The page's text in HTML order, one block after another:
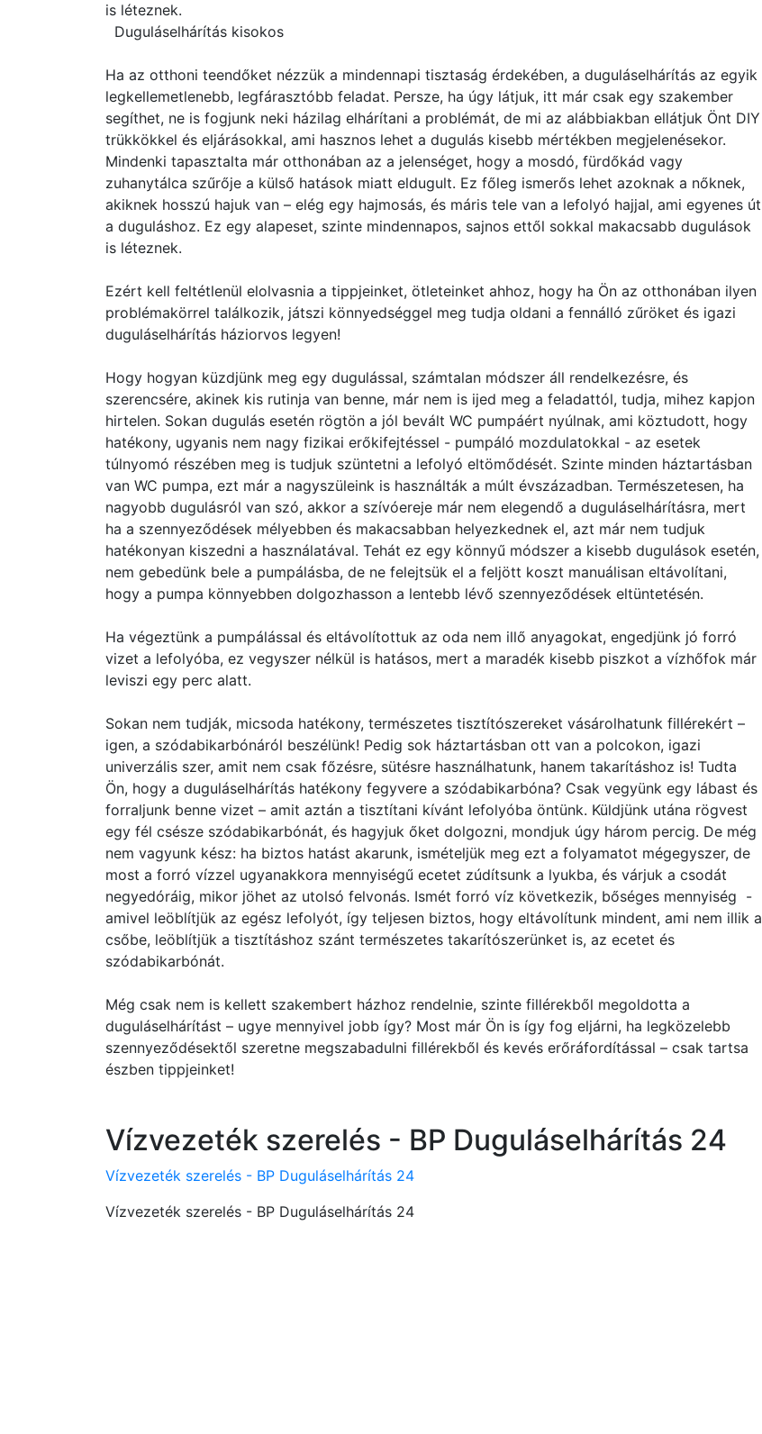
is léteznek.
Duguláselhárítás kisokos
Ha az otthoni teendőket nézzük a mindennapi tisztaság érdekében, a duguláselhárítás az egyik
legkellemetlenebb, legfárasztóbb feladat. Persze, ha úgy látjuk, itt már csak egy szakember
segíthet, ne is fogjunk neki házilag elhárítani a problémát, de mi az alábbiakban ellátjuk Önt DIY
trükkökkel és eljárásokkal, ami hasznos lehet a dugulás kisebb mértékben megjelenésekor.
Mindenki tapasztalta már otthonában az a jelenséget, hogy a mosdó, fürdőkád vagy
zuhanytálca szűrője a külső hatások miatt eldugult. Ez főleg ismerős lehet azoknak a nőknek,
akiknek hosszú hajuk van – elég egy hajmosás, és máris tele van a lefolyó hajjal, ami egyenes út
a duguláshoz. Ez egy alapeset, szinte mindennapos, sajnos ettől sokkal makacsabb dugulások
is léteznek.
Ezért kell feltétlenül elolvasnia a tippjeinket, ötleteinket ahhoz, hogy ha Ön az otthonában ilyen
problémakörrel találkozik, játszi könnyedséggel meg tudja oldani a fennálló zűröket és igazi
duguláselhárítás háziorvos legyen!
Hogy hogyan küzdjünk meg egy dugulással, számtalan módszer áll rendelkezésre, és
szerencsére, akinek kis rutinja van benne, már nem is ijed meg a feladattól, tudja, mihez kapjon
hirtelen. Sokan dugulás esetén rögtön a jól bevált WC pumpáért nyúlnak, ami köztudott, hogy
hatékony, ugyanis nem nagy fizikai erőkifejtéssel - pumpáló mozdulatokkal - az esetek
túlnyomó részében meg is tudjuk szüntetni a lefolyó eltömődését. Szinte minden háztartásban
van WC pumpa, ezt már a nagyszüleink is használták a múlt évszázadban. Természetesen, ha
nagyobb dugulásról van szó, akkor a szívóereje már nem elegendő a duguláselhárításra, mert
ha a szennyeződések mélyebben és makacsabban helyezkednek el, azt már nem tudjuk
hatékonyan kiszedni a használatával. Tehát ez egy könnyű módszer a kisebb dugulások esetén,
nem gebedünk bele a pumpálásba, de ne felejtsük el a feljött koszt manuálisan eltávolítani,
hogy a pumpa könnyebben dolgozhasson a lentebb lévő szennyeződések eltüntetésén.
Ha végeztünk a pumpálással és eltávolítottuk az oda nem illő anyagokat, engedjünk jó forró
vizet a lefolyóba, ez vegyszer nélkül is hatásos, mert a maradék kisebb piszkot a vízhőfok már
leviszi egy perc alatt.
Sokan nem tudják, micsoda hatékony, természetes tisztítószereket vásárolhatunk fillérekért –
igen, a szódabikarbónáról beszélünk! Pedig sok háztartásban ott van a polcokon, igazi
univerzális szer, amit nem csak főzésre, sütésre használhatunk, hanem takarításhoz is! Tudta
Ön, hogy a duguláselhárítás hatékony fegyvere a szódabikarbóna? Csak vegyünk egy lábast és
forraljunk benne vizet – amit aztán a tisztítani kívánt lefolyóba öntünk. Küldjünk utána rögvest
egy fél csésze szódabikarbónát, és hagyjuk őket dolgozni, mondjuk úgy három percig. De még
nem vagyunk kész: ha biztos hatást akarunk, ismételjük meg ezt a folyamatot mégegyszer, de
most a forró vízzel ugyanakkora mennyiségű ecetet zúdítsunk a lyukba, és várjuk a csodát
negyedóráig, mikor jöhet az utolsó felvonás. Ismét forró víz következik, bőséges mennyiség -
amivel leöblítjük az egész lefolyót, így teljesen biztos, hogy eltávolítunk mindent, ami nem illik a
csőbe, leöblítjük a tisztításhoz szánt természetes takarítószerünket is, az ecetet és
szódabikarbónát.
Még csak nem is kellett szakembert házhoz rendelnie, szinte fillérekből megoldotta a
duguláselhárítást – ugye mennyivel jobb így? Most már Ön is így fog eljárni, ha legközelebb
szennyeződésektől szeretne megszabadulni fillérekből és kevés erőráfordítással – csak tartsa
észben tippjeinket!
Vízvezeték szerelés - BP Duguláselhárítás 24
Vízvezeték szerelés - BP Duguláselhárítás 24
Vízvezeték szerelés - BP Duguláselhárítás 24